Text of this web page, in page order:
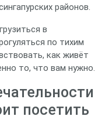
районов.
в
по тихим
как живёт
то, что вам нужно.
посетить